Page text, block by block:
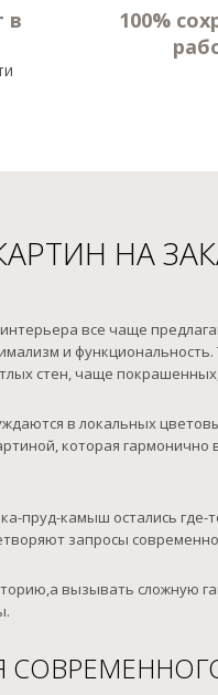
в
100%
НА
все чаще
и функциональность.
стен, чаще
в локальных
которая гармонично
пруд-камыш остались где-
запросы
вызывать сложную